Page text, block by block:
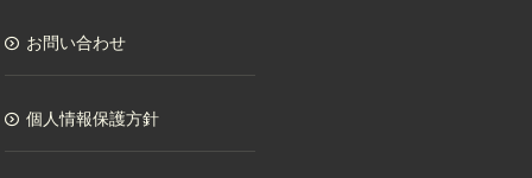
お問い合わせ
個人情報保護方針